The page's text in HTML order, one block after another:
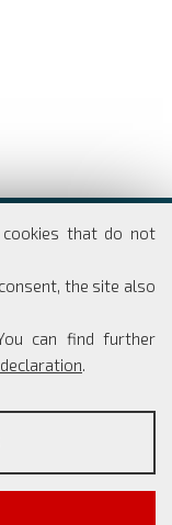
that do not
the site also
can find further
.
66